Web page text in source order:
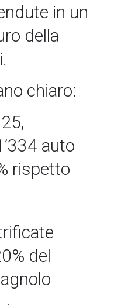
in un
della
chiaro:
auto
rispetto
del